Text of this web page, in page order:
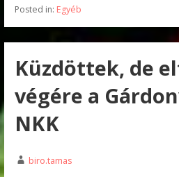
Posted in: Egyéb
Küzdöttek, de
végére a
NKK
biro.tamas